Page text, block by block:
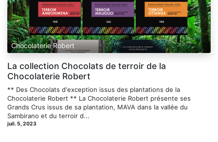
Chocolaterie Robert
La collection Chocolats de terroir de la
Chocolaterie Robert
** Des Chocolats d'exception issus des plantations de la
Chocolaterie Robert ** La Chocolaterie Robert présente ses
Grands Crus issus de sa plantation, MAVA dans la vallée du
Sambirano et du terroir d...
juil. 5, 2023